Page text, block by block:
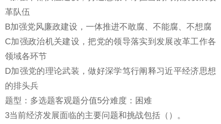
革队伍
B加强党风廉政建设，一体推进不敢腐、不能腐、不想腐
C加强政治机关建设，把党的领导落实到发展改革工作各
领域各环节
D加强党的理论武装，做好深学笃行阐释习近平经济思想
的排头兵
题型：多选题客观题分值5分难度：困难
3当前经济发展面临的主要问题和挑战包括（）。